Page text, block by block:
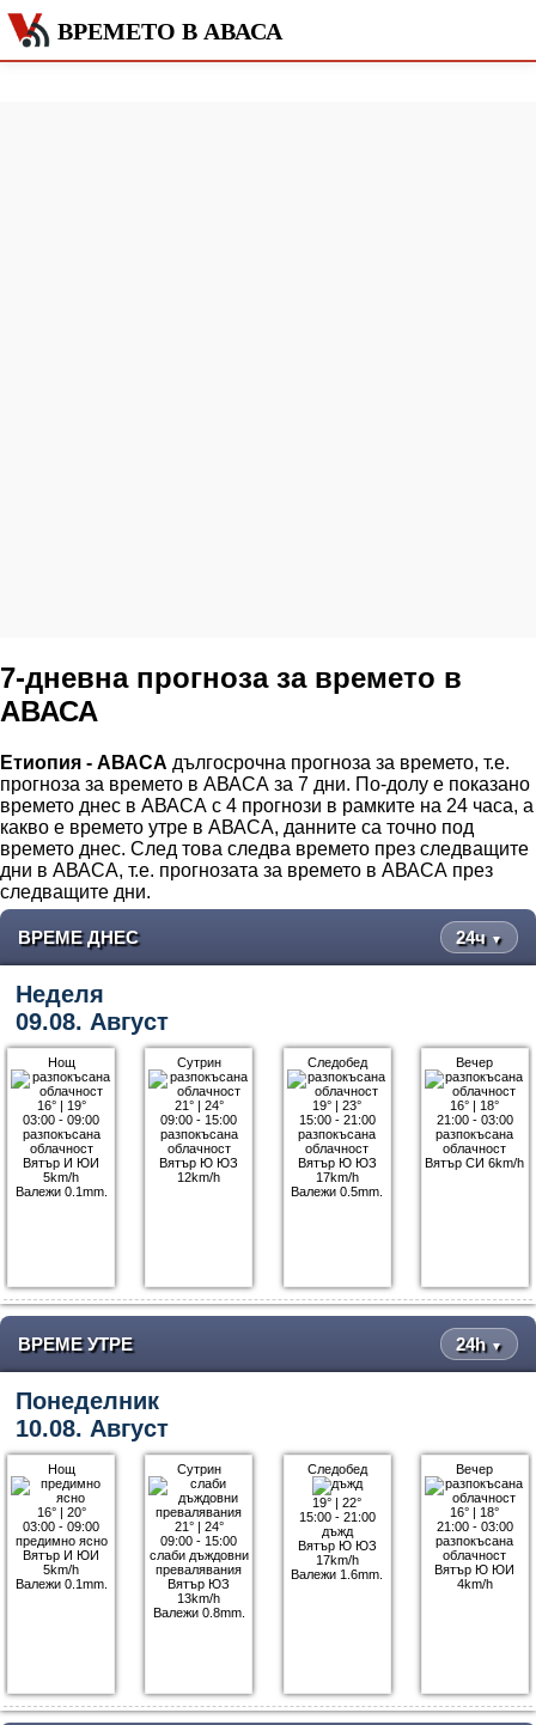
ВРЕМЕТО В АВАСА
7-дневна прогноза за времето в
АВАСА
Етиопия - АВАСА дългосрочна прогноза за времето, т.е.
прогноза за времето в АВАСА за 7 дни. По-долу е показано
времето днес в АВАСА с 4 прогнози в рамките на 24 часа, а
какво е времето утре в АВАСА, данните са точно под
времето днес. След това следва времето през следващите
дни в АВАСА, т.е. прогнозата за времето в АВАСА през
следващите дни.
ВРЕМЕ ДНЕС 24ч ▼
Неделя
09.08. Август
Нощ
16°| 19°
03:00 - 09:00
разпокъсана
облачност
Вятър И ЮИ
5km/h
Валежи 0.1mm.
Сутрин
21°| 24°
09:00 - 15:00
разпокъсана
облачност
Вятър Ю ЮЗ
12km/h
Следобед
19° |23°
15:00 - 21:00
разпокъсана
облачност
Вятър Ю ЮЗ
17km/h
Валежи 0.5mm.
Вечер
16° | 18°
21:00 - 03:00
разпокъсана
облачност
Вятър СИ 6km/h
ВРЕМЕ УТРЕ 24h ▼
Понеделник
10.08. Август
Нощ
16°| 20°
03:00 - 09:00
предимно ясно
Вятър И ЮИ
5km/h
Валежи 0.1mm.
Сутрин
21°| 24°
09:00 - 15:00
слаби дъждовни
превалявания
Вятър ЮЗ
13km/h
Валежи 0.8mm.
Следобед
19° |22°
15:00 - 21:00
дъжд
Вятър Ю ЮЗ
17km/h
Валежи 1.6mm.
Вечер
16° | 18°
21:00 - 03:00
разпокъсана
облачност
Вятър Ю ЮИ
4km/h